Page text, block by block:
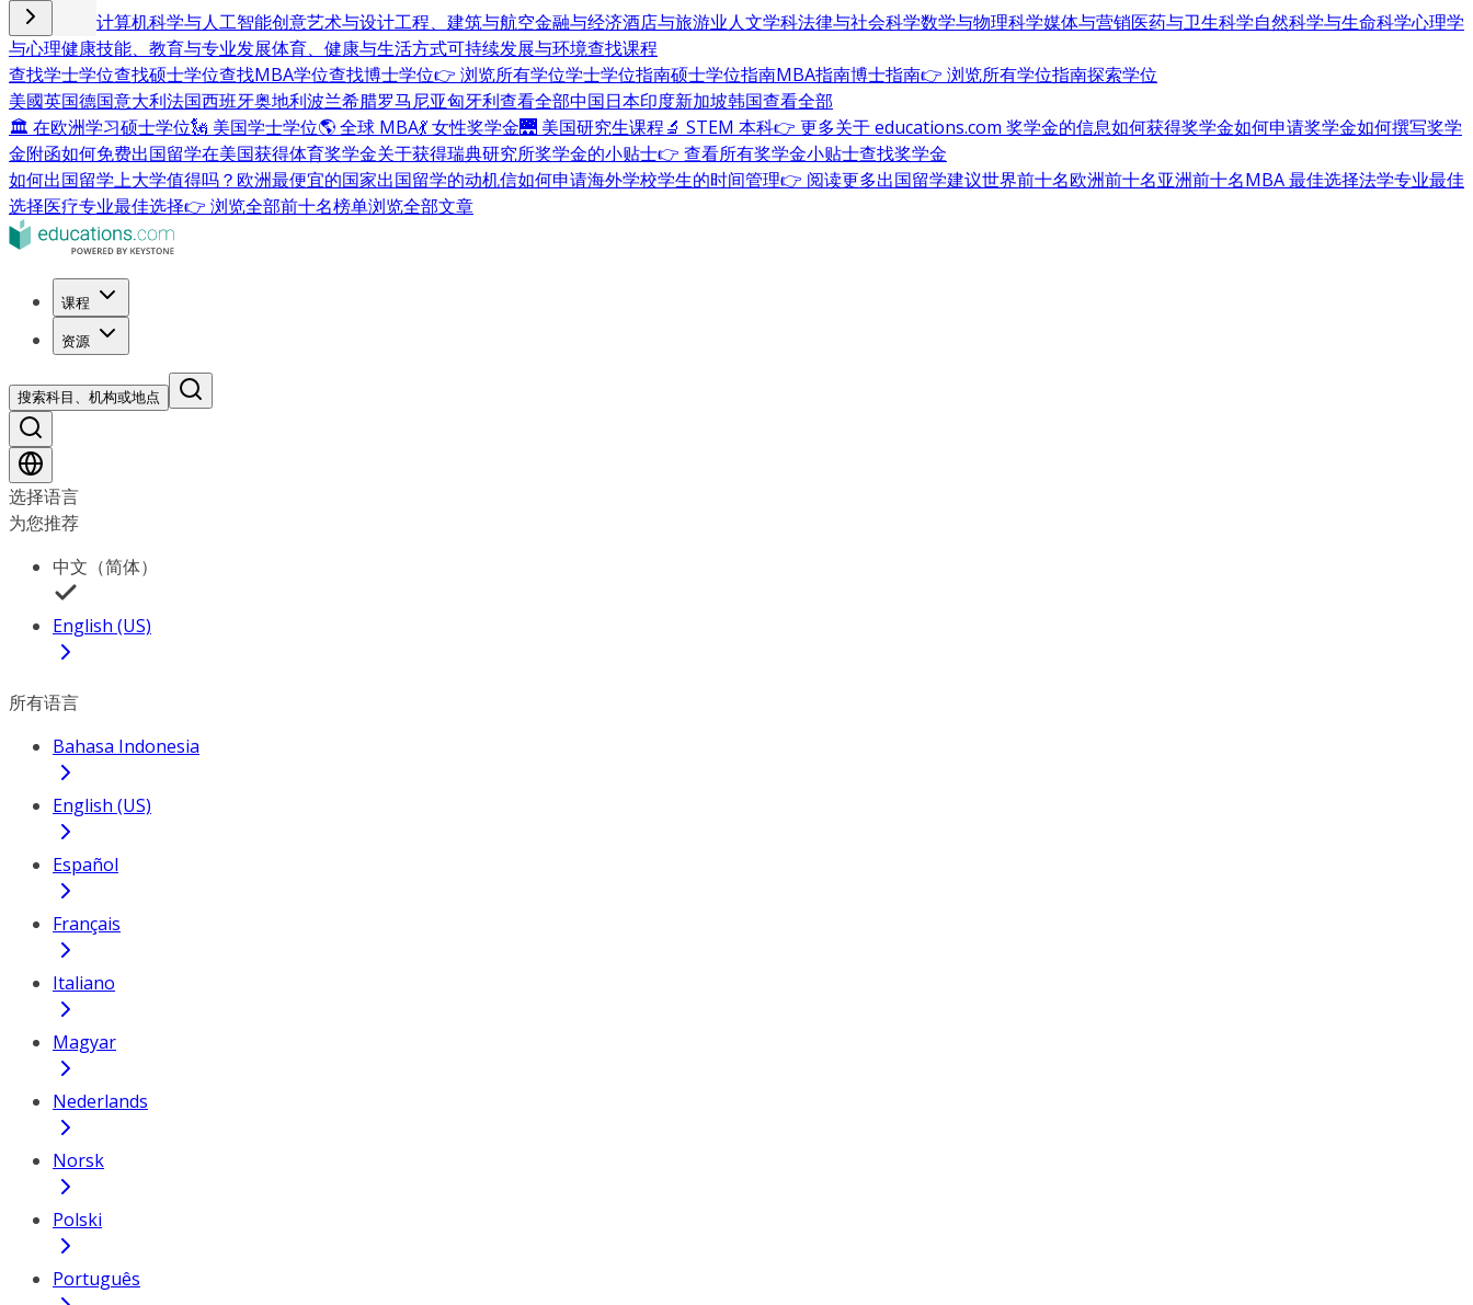
商业与管理 计算机科学与人工智能创意艺术与设计工程、建筑与航空金融与经济酒店与旅游业人文学科法律与社会科学数学与物理科学媒体与营销医药与卫生科学自然科学与生命科学心理学
与心理健康技能、教育与专业发展体育、健康与生活方式可持续发展与环境查找课程
查找学士学位查找硕士学位查找MBA学位查找博士学位👉 浏览所有学位学士学位指南硕士学位指南MBA指南博士指南👉 浏览所有学位指南探索学位
美國英国德国意大利法国西班牙奥地利波兰希腊罗马尼亚匈牙利查看全部中国日本印度新加坡韩国查看全部
🏛 在欧洲学习硕士学位🗽 美国学士学位🌎 全球 MBA💃 女性奖学金🌉 美国研究生课程🔬 STEM 本科👉 更多关于 educations.com 奖学金的信息如何获得奖学金如何申请奖学金如何撰写奖学
金附函如何免费出国留学在美国获得体育奖学金关于获得瑞典研究所奖学金的小贴士👉 查看所有奖学金小贴士查找奖学金
如何出国留学上大学值得吗？ 欧洲最便宜的国家出国留学的动机信如何申请海外学校学生的时间管理👉 阅读更多出国留学建议世界前十名欧洲前十名亚洲前十名MBA 最佳选择法学专业最佳
选择医疗专业最佳选择👉 浏览全部前十名榜单浏览全部文章
课程
资源
搜索科目、机构或地点
选择语言
为您推荐
中文（简体）
English (US)
所有语言
Bahasa Indonesia
English (US)
Español
Français
Italiano
Magyar
Nederlands
Norsk
Polski
Português